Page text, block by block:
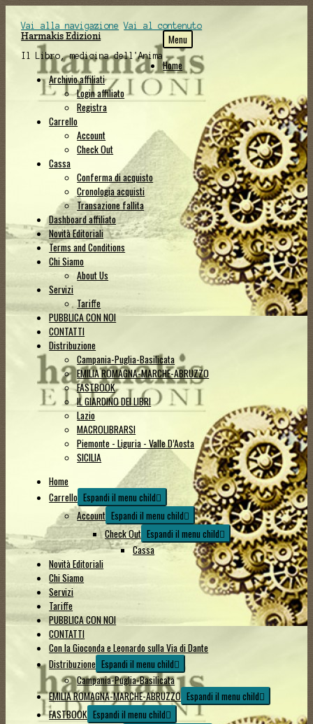
Vai alla navigazione Vai al contenuto
Harmakis Edizioni
Il Libro, medicina dell'Anima
Menu
Home
Archivio affiliati
Login affiliato
Registra
Carrello
Account
Check Out
Cassa
Conferma di acquisto
Cronologia acquisti
Transazione fallita
Dashboard affiliato
Novità Editoriali
Terms and Conditions
Chi Siamo
About Us
Servizi
Tariffe
PUBBLICA CON NOI
CONTATTI
Distribuzione
Campania-Puglia-Basilicata
EMILIA ROMAGNA-MARCHE-ABRUZZO
FASTBOOK
IL GIARDINO DEI LIBRI
Lazio
MACROLIBRARSI
Piemonte - Liguria - Valle D’Aosta
SICILIA
Home
Carrello Espandi il menu child
Account Espandi il menu child
Check Out Espandi il menu child
Cassa
Novità Editoriali
Chi Siamo
Servizi
Tariffe
PUBBLICA CON NOI
CONTATTI
Con la Gioconda e Leonardo sulla Via di Dante
Distribuzione Espandi il menu child
Campania-Puglia-Basilicata
EMILIA ROMAGNA-MARCHE-ABRUZZO Espandi il menu child
FASTBOOK Espandi il menu child